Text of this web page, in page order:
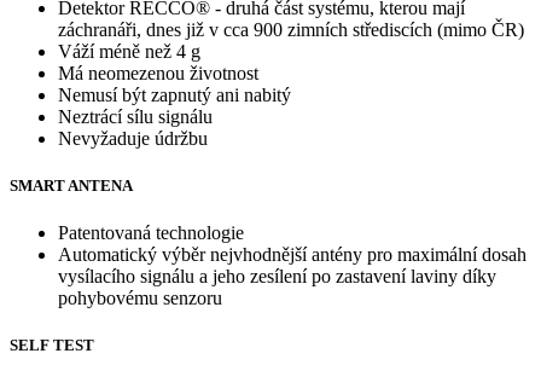
Detektor RECCO® - druhá část systému, kterou mají
záchranáři, dnes již v cca 900 zimních střediscích (mimo ČR)
Váží méně než 4 g
Má neomezenou životnost
Nemusí být zapnutý ani nabitý
Neztrácí sílu signálu
Nevyžaduje údržbu
SMART ANTENA
Patentovaná technologie
Automatický výběr nejvhodnější antény pro maximální dosah
vysílacího signálu a jeho zesílení po zastavení laviny díky
pohybovému senzoru
SELF TEST